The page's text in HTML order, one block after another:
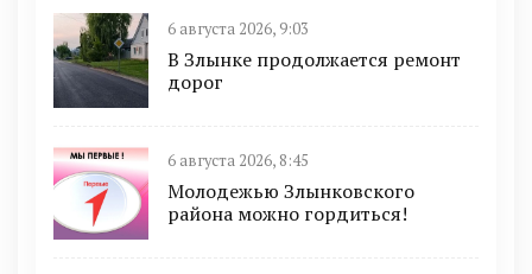
6 августа 2026, 9:03
В Злынке продолжается ремонт
дорог
6 августа 2026, 8:45
Молодежью Злынковского
района можно гордиться!